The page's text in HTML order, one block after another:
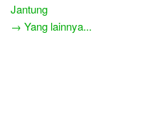
Jantung
→ Yang lainnya...